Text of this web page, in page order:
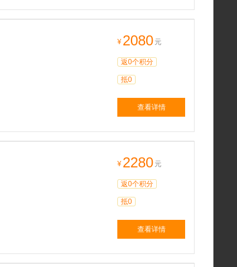
¥ 2080 元
返0个积分
抵0
查看详情
¥ 2280 元
返0个积分
抵0
查看详情